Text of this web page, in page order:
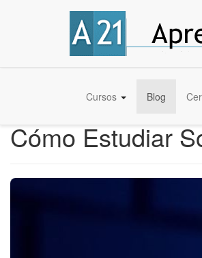
Cursos Blog
Cómo Estudiar